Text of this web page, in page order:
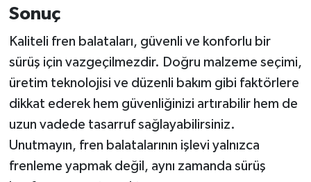
Sonuç
Kaliteli fren balataları, güvenli ve konforlu bir
sürüş için vazgeçilmezdir. Doğru malzeme seçimi,
üretim teknolojisi ve düzenli bakım gibi faktörlere
dikkat ederek hem güvenliğinizi artırabilir hem de
uzun vadede tasarruf sağlayabilirsiniz.
Unutmayın, fren balatalarının işlevi yalnızca
frenleme yapmak değil, aynı zamanda sürüş